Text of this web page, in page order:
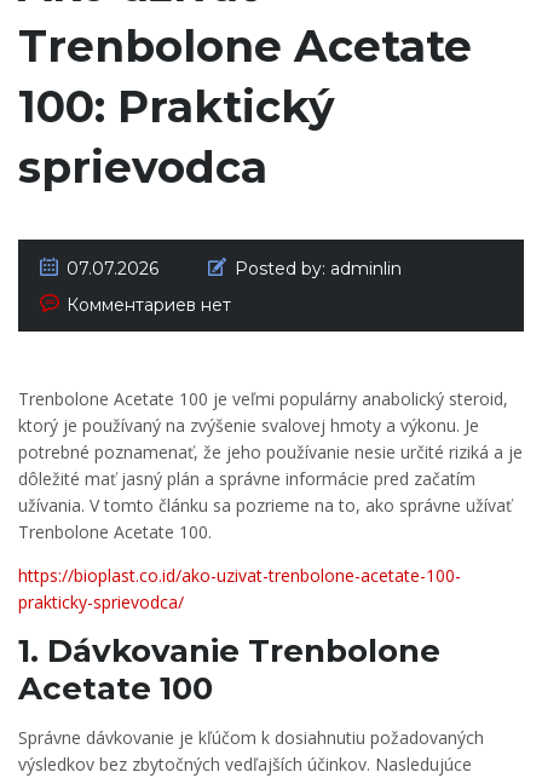
Trenbolone Acetate
100: Praktický
sprievodca
07.07.2026 Posted by: adminlin
Комментариев нет
Trenbolone Acetate 100 je veľmi populárny anabolický steroid,
ktorý je používaný na zvýšenie svalovej hmoty a výkonu. Je
potrebné poznamenať, že jeho používanie nesie určité riziká a je
dôležité mať jasný plán a správne informácie pred začatím
užívania. V tomto článku sa pozrieme na to, ako správne užívať
Trenbolone Acetate 100.
https://bioplast.co.id/ako-uzivat-trenbolone-acetate-100-
prakticky-sprievodca/
1. Dávkovanie Trenbolone
Acetate 100
Správne dávkovanie je kľúčom k dosiahnutiu požadovaných
výsledkov bez zbytočných vedľajších účinkov. Nasledujúce